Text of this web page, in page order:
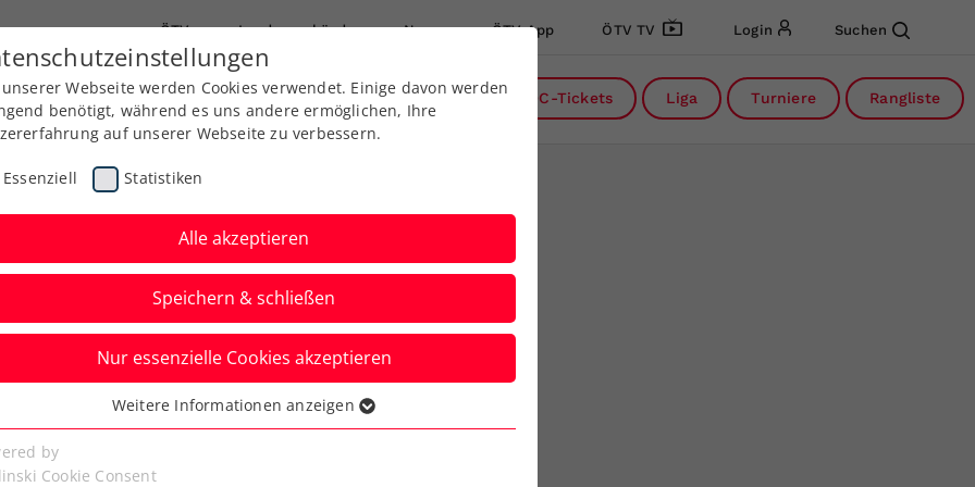
ÖTV Landesverbände News ÖTV App ÖTV TV Login Suchen
Ausbildung Services Über uns DC-Tickets Liga Turniere Rangliste
Erler und
Spitzendoppeln
Webseite werden Cookies verwendet. Einige davon werden
benötigt, während es uns andere ermöglichen, Ihre
auf unserer Webseite zu verbessern.
Essenziell Statistiken
Alle akzeptieren
Speichern & schließen
Nur essenzielle Cookies akzeptieren
Cookies werden für grundlegende Funktionen der
benötigt. Dadurch ist gewährleistet, dass die Webseite
Weitere Informationen anzeigen
by
Cookie Consent